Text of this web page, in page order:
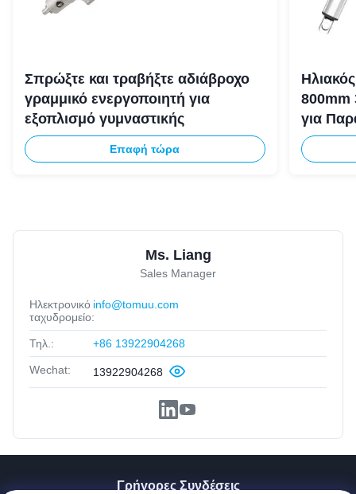
Σπρώξτε και τραβήξτε αδιάβροχο
γραμμικό ενεργοποιητή για
εξοπλισμό γυμναστικής
Επαφή τώρα
800mm
για
Πάνελ
Ms. Liang
Sales Manager
Ηλεκτρονικό
ταχυδρομείο:
info@tomuu.com
Τηλ.: +86 13922904268
Wechat: 13922904268
Γρήγορες Συνδέσεις